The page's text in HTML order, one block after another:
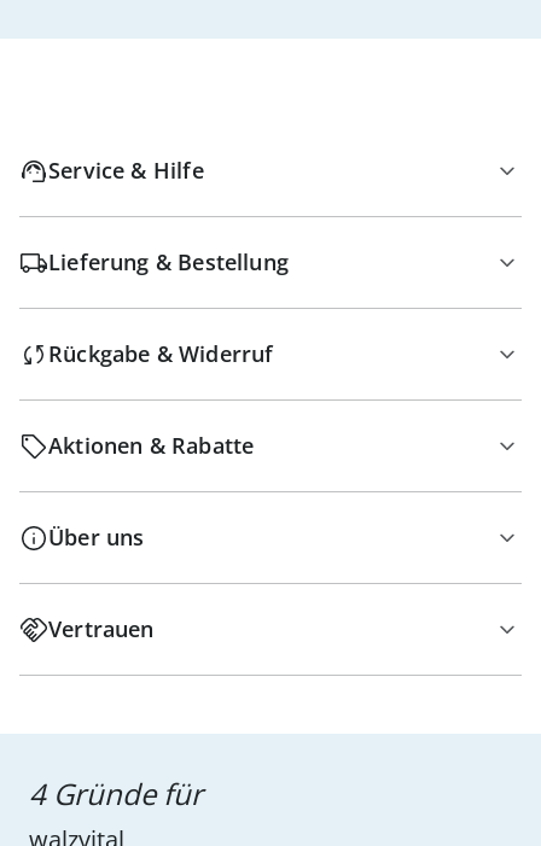
Service & Hilfe
Lieferung & Bestellung
Rückgabe & Widerruf
Aktionen & Rabatte
Über uns
Vertrauen
4 Gründe für
walzvital